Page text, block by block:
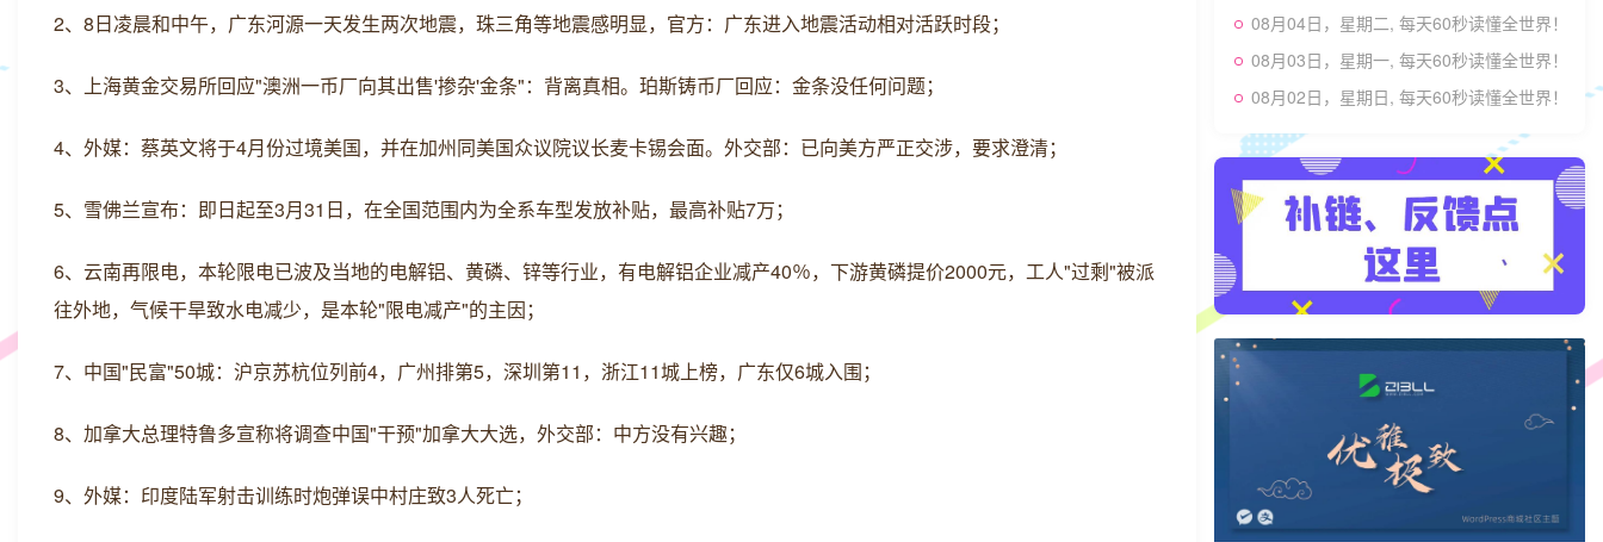
2、8日凌晨和中午，广东河源一天发生两次地震，珠三角等地震感明显，官方：广东进入地震活动相对活跃时段；
3、上海黄金交易所回应"澳洲一币厂向其出售'掺杂'金条"：背离真相。珀斯铸币厂回应：金条没任何问题；
4、外媒：蔡英文将于4月份过境美国，并在加州同美国众议院议长麦卡锡会面。外交部：已向美方严正交涉，要求澄清；
5、雪佛兰宣布：即日起至3月31日，在全国范围内为全系车型发放补贴，最高补贴7万；
6、云南再限电，本轮限电已波及当地的电解铝、黄磷、锌等行业，有电解铝企业减产40％，下游黄磷提价2000元，工人"过剩"被派
往外地，气候干旱致水电减少，是本轮"限电减产"的主因；
7、中国"民富"50城：沪京苏杭位列前4，广州排第5，深圳第11，浙江11城上榜，广东仅6城入围；
8、加拿大总理特鲁多宣称将调查中国"干预"加拿大大选，外交部：中方没有兴趣；
9、外媒：印度陆军射击训练时炮弹误中村庄致3人死亡；
08月04日，星期二, 每天60秒读懂全世界！
08月03日，星期一, 每天60秒读懂全世界！
08月02日，星期日, 每天60秒读懂全世界！